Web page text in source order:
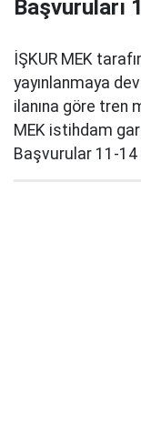
Başvuruları
İŞKUR MEK
yayınlanmaya
ilanına göre tren
MEK istihdam
Başvurular 11-14